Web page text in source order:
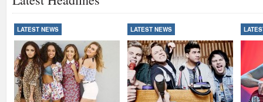
LATEST NEWS LATEST NEWS